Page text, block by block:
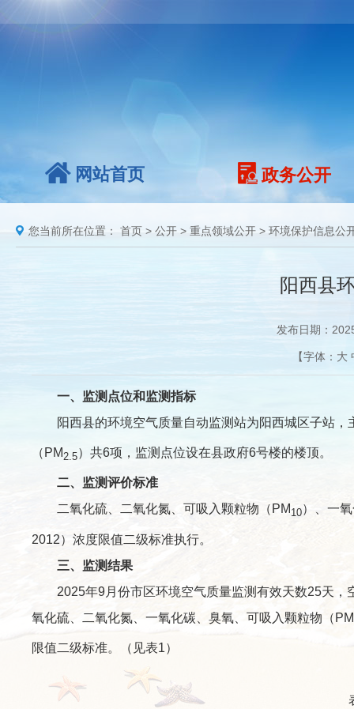
网站首页 政务公开
您当前所在位置： 首页 > 公开 > 重点领域公开 > 环境保护信息公
阳西县
发布日期：
【字体： 大
一、监测点位和监测指标
阳西县的环境空气质量自动监测站为阳西城区子站，
（PM2.5）共6项，监测点位设在县政府6号楼的楼顶。
二、监测评价标准
二氧化硫、二氧化氮、可吸入颗粒物（PM 10）、一
2012）浓度限值二级标准执行。
三、监测结果
2025年9月份市区环境空气质量监测有效天数25天，
氧化硫、二氧化氮、一氧化碳、臭氧、可吸入颗粒物（PM
限值二级标准。（见表1）